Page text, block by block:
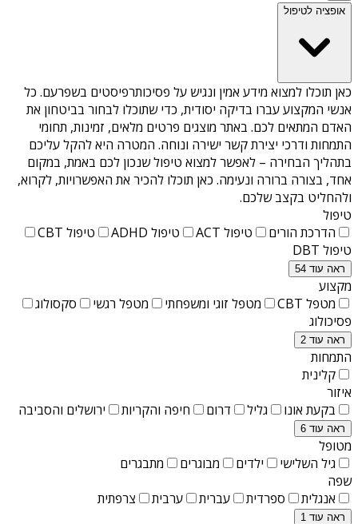
אופציה לטיפול
כאן תוכלו למצוא מידע אמין ונגיש על פסיכותרפיסטים בשפרעם. כל
אנשי המקצוע עברו בדיקה יסודית, כדי שתוכלו לבחור בביטחון את
האדם המתאים לכם. באתר מוצגים פרטים מלאים, זמינות, תחומי
התמחות ודרכי יצירת קשר ישירה ונוחה. המטרה היא להקל עליכם
בתהליך הבחירה – לאפשר למצוא טיפול שנכון לכם באמת, במקום
אחד, בצורה ברורה ונעימה. כאן תוכלו להכיר את האפשרויות, לקרוא,
ולהחליט בקצב שלכם.
טיפול
הדרכת הורים
טיפול ACT טיפול ADHD
טיפול CBT
טיפול DBT
ראה עוד 54
מקצוע
מטפל CBT
מטפל זוגי ומשפחתי מטפל רגשי
סקסולוג
פסיכולוג
ראה עוד 2
התמחות
קלינית
איזור
בקעת אונו
גליל דרום חיפה והקריות ירושלים והסביבה
ראה עוד 6
מטופל
גיל השלישי
ילדים מבוגרים
מתבגרים
שפה
אנגלית
ספרדית עברית ערבית צרפתית
ראה עוד 1